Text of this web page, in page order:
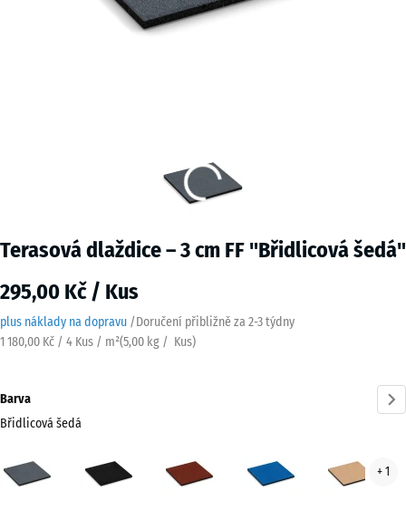
Terasová dlaždice – 3 cm FF "Břidlicová šedá"
295,00 Kč / Kus
plus náklady na dopravu /Doručení přibližně za 2-3 týdny
1 180,00 Kč / 4 Kus / m²(5,00 kg / Kus)
Barva
Břidlicová šedá
červená
modrá
+ 1